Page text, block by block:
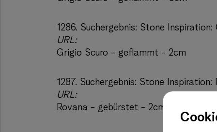
1286. Suchergebnis: Stone
URL:
Grigio Scuro - geflammt - 2cm
1287. Suchergebnis: Stone
URL:
Rovana - gebürstet - 2cm